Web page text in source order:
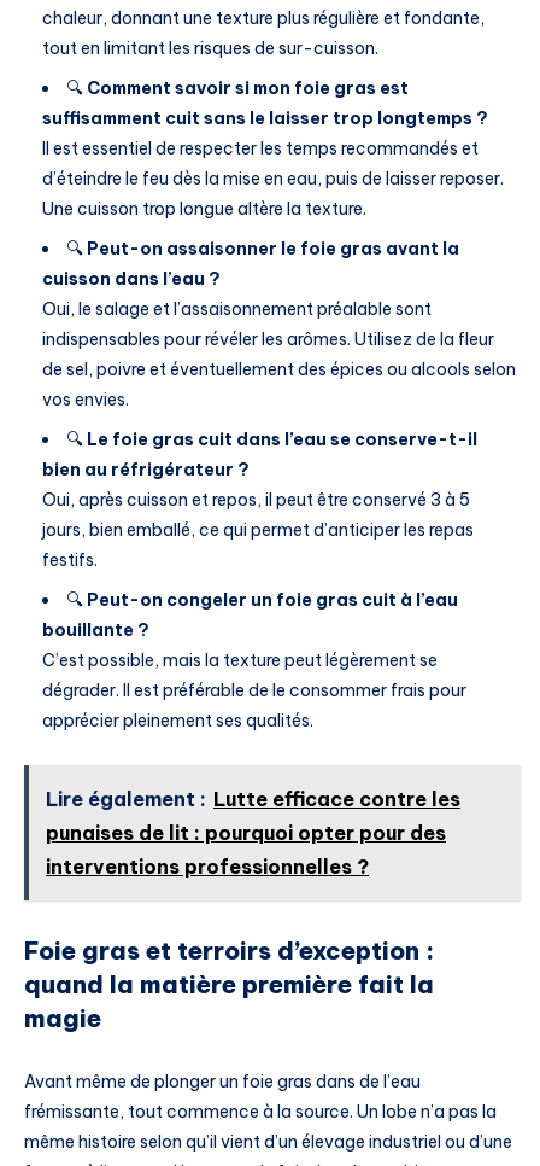
chaleur, donnant une texture plus régulière et fondante,
tout en limitant les risques de sur-cuisson.
🔍 Comment savoir si mon foie gras est
suffisamment cuit sans le laisser trop longtemps ?
Il est essentiel de respecter les temps recommandés et
d’éteindre le feu dès la mise en eau, puis de laisser reposer.
Une cuisson trop longue altère la texture.
🔍 Peut-on assaisonner le foie gras avant la
cuisson dans l’eau ?
Oui, le salage et l’assaisonnement préalable sont
indispensables pour révéler les arômes. Utilisez de la fleur
de sel, poivre et éventuellement des épices ou alcools selon
vos envies.
🔍 Le foie gras cuit dans l’eau se conserve-t-il
bien au réfrigérateur ?
Oui, après cuisson et repos, il peut être conservé 3 à 5
jours, bien emballé, ce qui permet d’anticiper les repas
festifs.
🔍 Peut-on congeler un foie gras cuit à l’eau
bouillante ?
C’est possible, mais la texture peut légèrement se
dégrader. Il est préférable de le consommer frais pour
apprécier pleinement ses qualités.
Lire également : Lutte efficace contre les
punaises de lit : pourquoi opter pour des
interventions professionnelles ?
Foie gras et terroirs d’exception :
quand la matière première fait la
magie
Avant même de plonger un foie gras dans de l’eau
frémissante, tout commence à la source. Un lobe n’a pas la
même histoire selon qu’il vient d’un élevage industriel ou d’une